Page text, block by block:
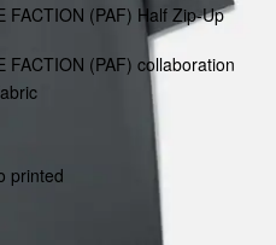
FACTION (PAF) Half Zip-Up
FACTION (PAF) collaboration
printed